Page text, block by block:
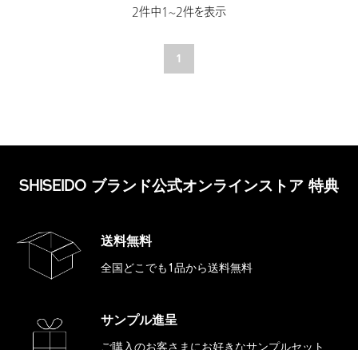
2件中1~2件を表示
1
SHISEIDO ブランド公式オンラインストア 特典
送料無料
全国どこでも1品から送料無料
サンプル進呈